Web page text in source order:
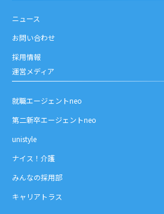
ニュース
お問い合わせ
採用情報
運営メディア
就職エージェントneo
第二新卒エージェントneo
unistyle
ナイス！介護
みんなの採用部
キャリアトラス